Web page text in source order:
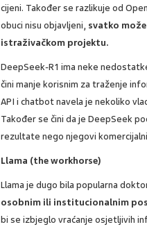
cijeni. Također se razlikuje od
obuci nisu objavljeni, svatko
istraživačkom projektu.
DeepSeek-R1 ima neke
čini manje korisnim za traženje
API i chatbot navela je nekoliko
Također se čini da je DeepSeek
rezultate nego njegovi
Llama (the workhorse)
Llama je dugo bila popularna
osobnim ili institucionalnim
bi se izbjeglo vraćanje osjetljivih